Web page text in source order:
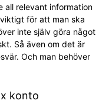
all relevant information
för att man ska
inte själv göra något
Så även om det är
Och man behöver
konto